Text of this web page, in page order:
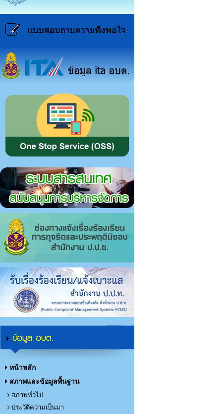
ข้อมูล อบต.
หน้าหลัก
สภาพและข้อมูลพื้นฐาน
สภาพทั่วไป
ประวัติความเป็นมา